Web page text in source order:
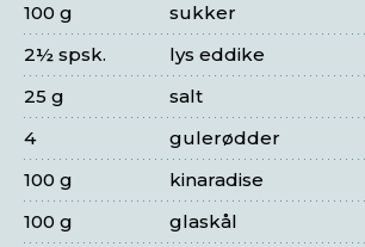
sukker
100 g
lys eddike
2½ spsk.
salt
25 g
gulerødder
4
kinaradise
100 g
glaskål
100 g